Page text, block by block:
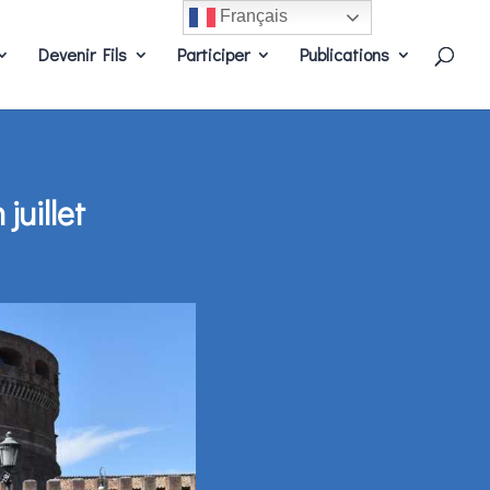
Devenir Fils Participer Publications
juillet
Français